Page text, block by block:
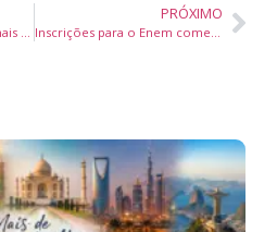
Semana S 2026 mobiliza mais de 3 milhões de pessoas e amplia oferta de cursos gratuitos no Brasil
PRÓXIMO
Inscrições para o Enem começam nesta segunda com cadastro automático para alunos da rede pública